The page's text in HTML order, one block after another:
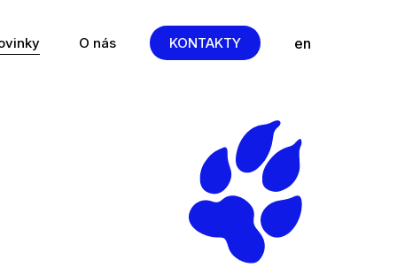
O nás KONTAKTY cs
en